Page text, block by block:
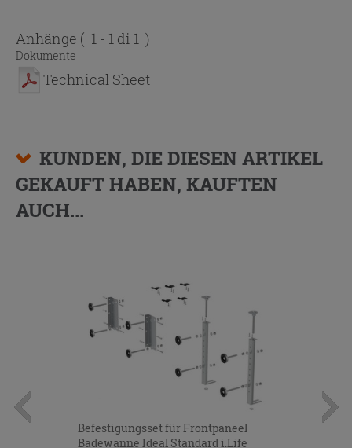
Anhänge ( 1 - 1 di 1 )
Dokumente
Technical Sheet
KUNDEN, DIE DIESEN ARTIKEL
GEKAUFT HABEN, KAUFTEN
AUCH...
Befestigungsset für Frontpaneel
Badewanne Ideal Standard i.Life